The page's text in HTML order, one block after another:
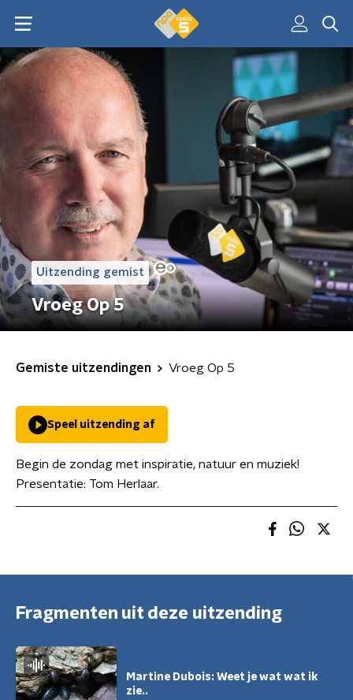
Uitzending gemist
Vroeg Op 5
Gemiste uitzendingen Vroeg Op 5
Speel uitzending af
Begin de zondag met inspiratie, natuur en muziek!
Presentatie: Tom Herlaar.
Fragmenten uit deze uitzending
Martine Dubois: Weet je wat wat ik
zie..